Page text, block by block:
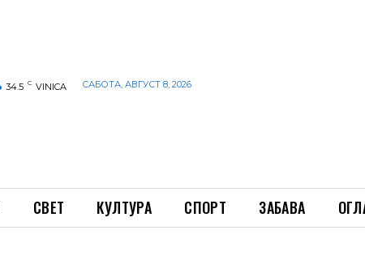
34.5 C VINICA САБОТА, АВГУСТ 8, 2026
СВЕТ КУЛТУРА СПОРТ ЗАБАВА